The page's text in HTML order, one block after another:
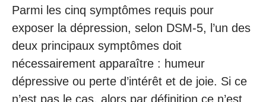
Parmi les cinq symptômes requis pour
exposer la dépression, selon DSM-5, l’un des
deux principaux symptômes doit
nécessairement apparaître : humeur
dépressive ou perte d’intérêt et de joie. Si ce
n’est pas le cas, alors par définition ce n’est